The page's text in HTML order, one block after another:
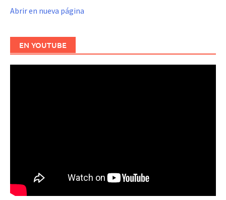
Abrir en nueva página
EN YOUTUBE